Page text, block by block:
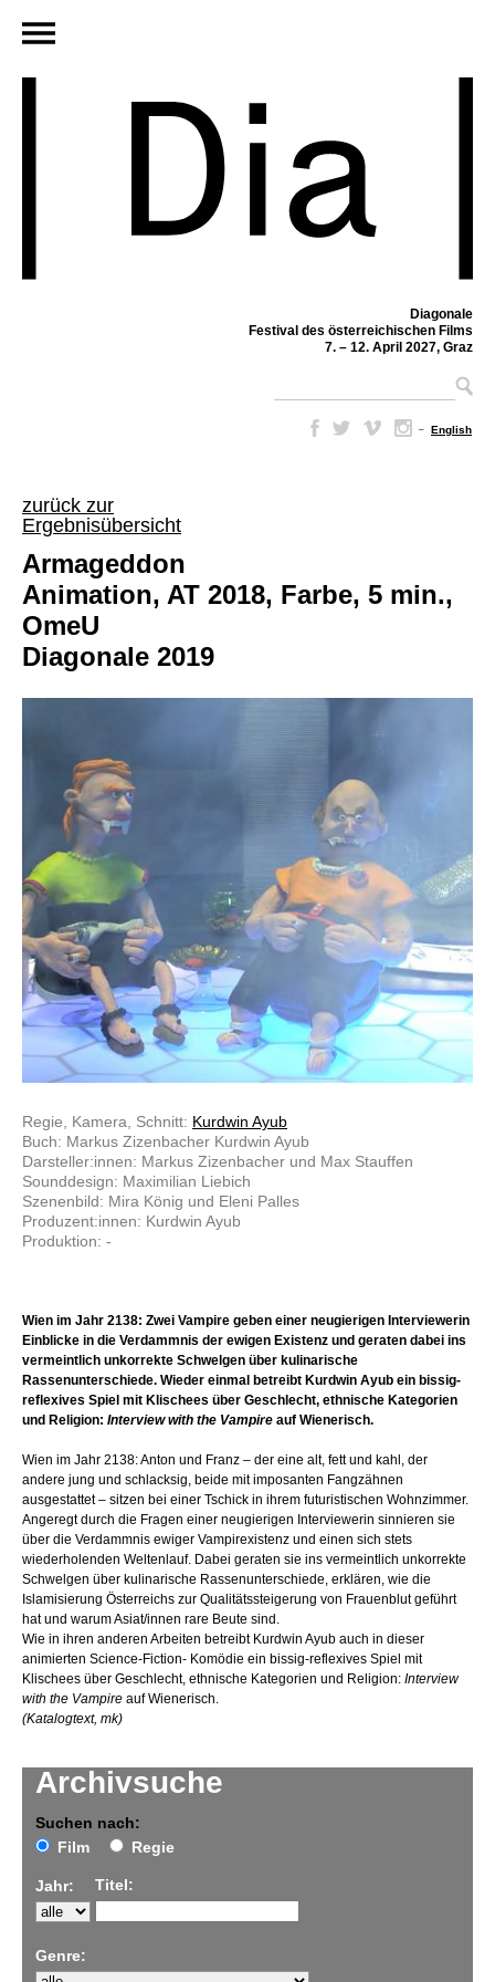
Diagonale
Festival des österreichischen Films
7. – 12. April 2027, Graz
– English
zurück zur
Ergebnisübersicht
Archivsuche
Suchen nach:
Film
Regie
Jahr: Titel:
Genre:
Armageddon
Animation, AT 2018, Farbe, 5 min.,
OmeU
Diagonale 2019
Regie, Kamera, Schnitt: Kurdwin Ayub
Buch: Markus Zizenbacher Kurdwin Ayub
Darsteller:innen: Markus Zizenbacher und Max Stauffen
Sounddesign: Maximilian Liebich
Szenenbild: Mira König und Eleni Palles
Produzent:innen: Kurdwin Ayub
Produktion: -
Wien im Jahr 2138: Zwei Vampire geben einer neugierigen Interviewerin
Einblicke in die Verdammnis der ewigen Existenz und geraten dabei ins
vermeintlich unkorrekte Schwelgen über kulinarische
Rassenunterschiede. Wieder einmal betreibt Kurdwin Ayub ein bissig-
reflexives Spiel mit Klischees über Geschlecht, ethnische Kategorien
und Religion: Interview with the Vampire auf Wienerisch.
Wien im Jahr 2138: Anton und Franz – der eine alt, fett und kahl, der
andere jung und schlacksig, beide mit imposanten Fangzähnen
ausgestattet – sitzen bei einer Tschick in ihrem futuristischen Wohnzimmer.
Angeregt durch die Fragen einer neugierigen Interviewerin sinnieren sie
über die Verdammnis ewiger Vampirexistenz und einen sich stets
wiederholenden Weltenlauf. Dabei geraten sie ins vermeintlich unkorrekte
Schwelgen über kulinarische Rassenunterschiede, erklären, wie die
Islamisierung Österreichs zur Qualitätssteigerung von Frauenblut geführt
hat und warum Asiat/innen rare Beute sind.
Wie in ihren anderen Arbeiten betreibt Kurdwin Ayub auch in dieser
animierten Science-Fiction- Komödie ein bissig-reflexives Spiel mit
Klischees über Geschlecht, ethnische Kategorien und Religion: Interview
with the Vampire auf Wienerisch.
(Katalogtext, mk)